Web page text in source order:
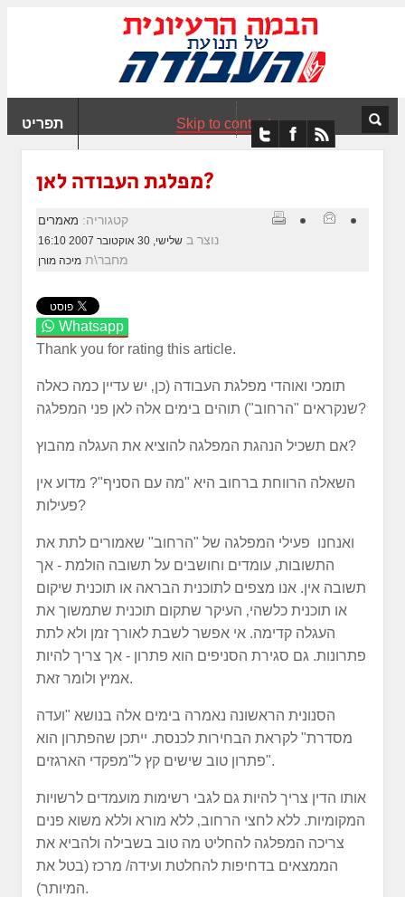
תפריט Skip to content
מפלגת העבודה לאן?
קטגוריה: מאמרים
נוצר ב שלישי, 30 אוקטובר 2007 16:10
מחבר\ת מיכה מורן
Whatsapp
Thank you for rating this article.
תומכי ואוהדי מפלגת העבודה (כן‚ יש עדיין כמה כאלה
שנקראים "הרחוב") תוהים בימים אלה לאן פני המפלגה?
אם תשכיל הנהגת המפלגה להוציא את העגלה מהבוץ?
השאלה הרווחת ברחוב היא "מה עם הסניף"? מדוע אין
פעילות?
ואנחנו פעילי המפלגה של "הרחוב" שאמורים לתת את
התשובות‚ עומדים וחושבים על תשובה הולמת - אך
תשובה אין. אנו מצפים לתוכנית הבראה או תוכנית שיקום
או תוכנית כלשהי‚ העיקר שתקום תוכנית שתמשוך את
העגלה קדימה. אי אפשר לשבת לאורך זמן ולא לתת
פתרונות. גם סגירת הסניפים הוא פתרון - אך צריך להיות
אמיץ ולומר זאת.
הסנונית הראשונה נאמרה בימים אלה בנושא "ועדה
מסדרת" לקראת הבחירות לכנסת. ייתכן שהפתרון הוא
פתרון טוב שישים קץ ל"מפקדי הארגזים".
אותו הדין צריך להיות גם לגבי רשימות מועמדים לרשויות
המקומיות. ללא לחצי הרחוב‚ ללא מורא וללא משוא פנים
צריכה המפלגה להחליט מה טוב בשבילה ולהביא את
הממצאים בדחיפות להחלטת ועידה/ מרכז (בטל את
המיותר).